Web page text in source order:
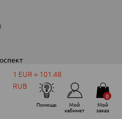
1 EUR = 101.48
RUB
Помощь Мой
кабинет
Мой
заказ
0